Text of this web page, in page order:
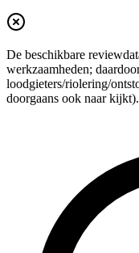
De beschikbare
werkzaamheden;
loodgieters/riolering/
doorgaans ook naar kijkt).